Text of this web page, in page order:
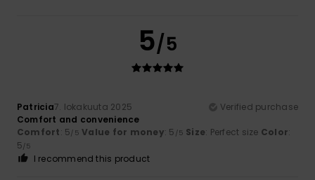
5/5
Patricia7. lokakuuta 2025
Verified purchase
Comfort and convenience
Comfort: 5/5 Value for money: 5 /5 Size: Perfect size Color:
5/5
I recommend this product